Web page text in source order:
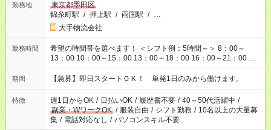
勤務地
東京都墨田区
錦糸町駅 / 押上駅 / 両国駅 / …
大手物流会社
勤務時間
希望の時間帯を選べます！ ＜シフト例：5時間～＞ 8：00～
13：00 10：00～15：00 13：00～18：00 16：00～21：00 ＜
シフト例：8時間～＞ ・10：00～19：00 ・13：00～22：00 ・
22：00～翌6：00 など！是非ご希望をお聞かせください！
期間 【急募】即日スタートＯＫ！ 単発1日のみから働けます。
特徴 週1日からOK / 日払いOK / 履歴書不要 / 40～50代活躍中 /
副業・WワークOK / 服装自由 / シフト勤務 / 10名以上の大量募
集 / 電話対応なし / パソコンスキル不要